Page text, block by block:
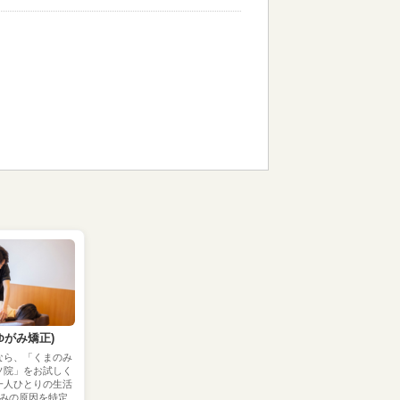
がみ矯正)
ら、「くまのみ
」をお試しく
人ひとりの生活
の原因を特定